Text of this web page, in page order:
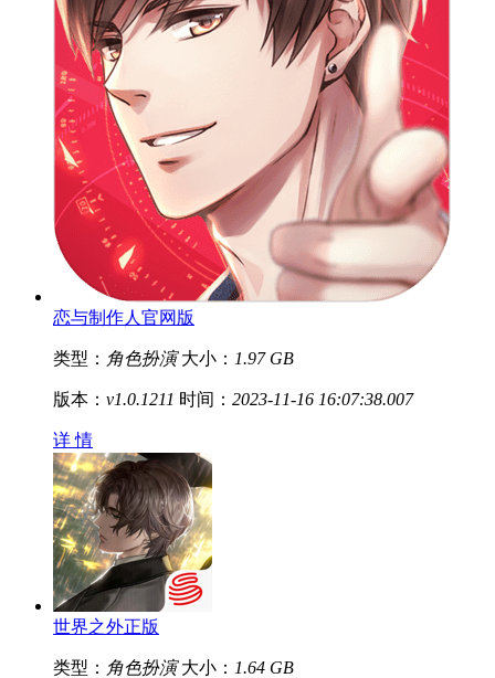
恋与制作人官网版
类型： 角色扮演 大小： 1.97 GB
版本： v1.0.1211 时间： 2023-11-16 16:07:38.007
详 情
世界之外正版
类型： 角色扮演 大小： 1.64 GB